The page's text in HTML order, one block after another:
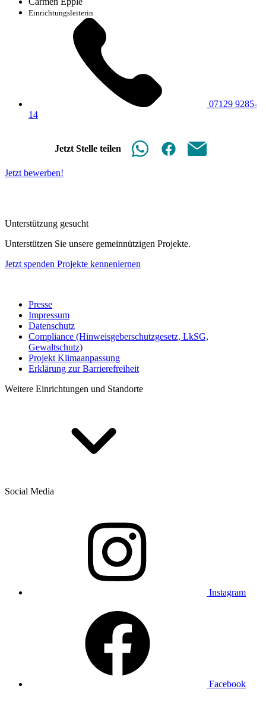
Einrichtungsleiterin
07129 9285-
14
Jetzt Stelle teilen
Jetzt bewerben!
Unterstützung gesucht
Unterstützen Sie unsere gemeinnützigen Projekte.
Jetzt spenden Projekte kennenlernen
Presse
Impressum
Datenschutz
Compliance (Hinweisgeberschutzgesetz, LkSG,
Gewaltschutz)
Projekt Klimaanpassung
Erklärung zur Barrierefreiheit
Weitere Einrichtungen und Standorte
Social Media
Instagram
Facebook